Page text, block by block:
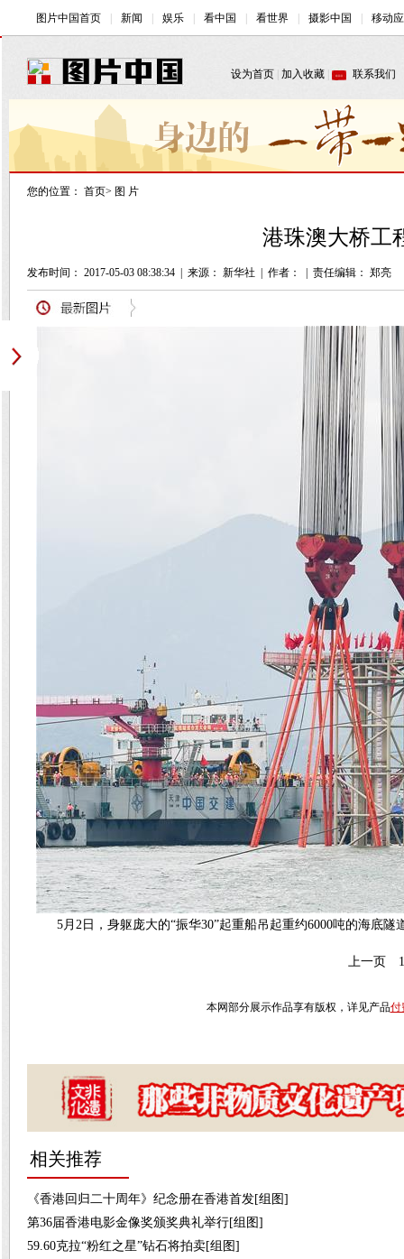
您的位置： 首页> 图 片
港珠澳大桥工
发布时间： 2017-05-03 08:38:34 来源： 新华社 作者： 责任编辑： 郑亮
5月2日，身躯庞大的“振华30”起重船吊起重约6000吨的海底
上一页 1
本网部分展示作品享有版权，详见产品付
相关推荐
《香港回归二十周年》纪念册在香港首发[组图]
第36届香港电影金像奖颁奖典礼举行[组图]
59.60克拉“粉红之星”钻石将拍卖[组图]